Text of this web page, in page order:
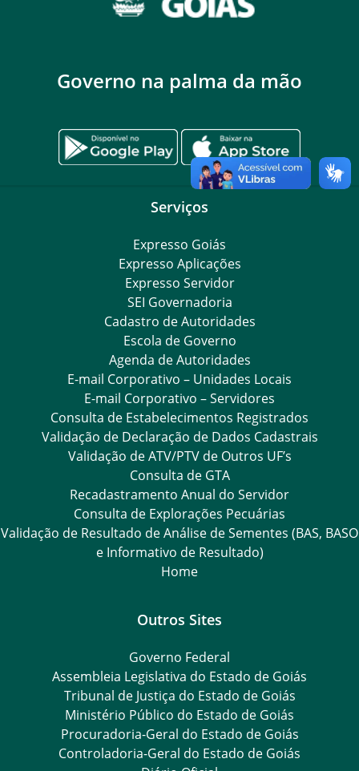
Governo na palma da mão
Serviços
Expresso Goiás
Expresso Aplicações
Expresso Servidor
SEI Governadoria
Cadastro de Autoridades
Escola de Governo
Agenda de Autoridades
E-mail Corporativo – Unidades Locais
E-mail Corporativo – Servidores
Consulta de Estabelecimentos Registrados
Validação de Declaração de Dados Cadastrais
Validação de ATV/PTV de Outros UF’s
Consulta de GTA
Recadastramento Anual do Servidor
Consulta de Explorações Pecuárias
Validação de Resultado de Análise de Sementes (BAS, BASO
e Informativo de Resultado)
Home
Outros Sites
Governo Federal
Assembleia Legislativa do Estado de Goiás
Tribunal de Justiça do Estado de Goiás
Ministério Público do Estado de Goiás
Procuradoria-Geral do Estado de Goiás
Controladoria-Geral do Estado de Goiás